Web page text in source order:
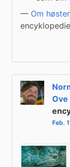
— Om
Ove
Feb.